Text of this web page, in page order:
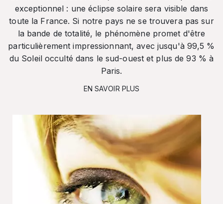
exceptionnel : une éclipse solaire sera visible dans
toute la France. Si notre pays ne se trouvera pas sur
la bande de totalité, le phénomène promet d'être
particulièrement impressionnant, avec jusqu'à 99,5 %
du Soleil occulté dans le sud-ouest et plus de 93 % à
Paris.
EN SAVOIR PLUS